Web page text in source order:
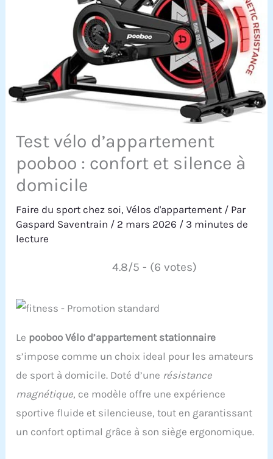
Test vélo d’appartement
pooboo : confort et silence à
domicile
Faire du sport chez soi,Vélos d'appartement / Par
Gaspard Saventrain / 2 mars 2026 / 3 minutes de
lecture
4.8/5 - (6 votes)
Le pooboo Vélo d’appartement stationnaire
s’impose comme un choix ideal pour les amateurs
de sport à domicile. Doté d’une résistance
magnétique, ce modèle offre une expérience
sportive fluide et silencieuse, tout en garantissant
un confort optimal grâce à son siège ergonomique.